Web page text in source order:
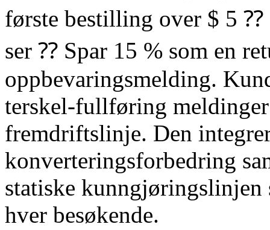
første bestilling over $ 5 ⁇
ser ⁇ Spar 15 % som en
oppbevaringsmelding.
terskel-fullføring
fremdriftslinje. Den
konverteringsforbedring
statiske
hver besøkende.